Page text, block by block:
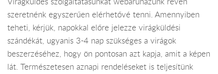
szeretnénk egyszerűen elérhetővé tenni. Amennyiben
teheti, kérjük, napokkal előre jelezze virágküldési
szándékát, ugyanis 3-4 nap szükséges a virágok
beszerzéséhez, hogy ön pontosan azt kapja, amit a képen
lát. Természetesen aznapi rendeléseket is teljesítünk